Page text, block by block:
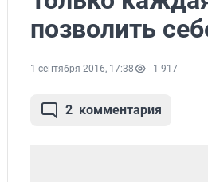
позволить
1 сентября 2016, 17:38 1 917
2 комментария